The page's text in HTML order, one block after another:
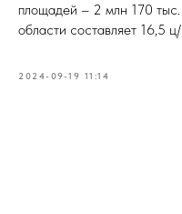
площадей – 2 млн 170
области составляет 16,5
2024-09-19 11:14